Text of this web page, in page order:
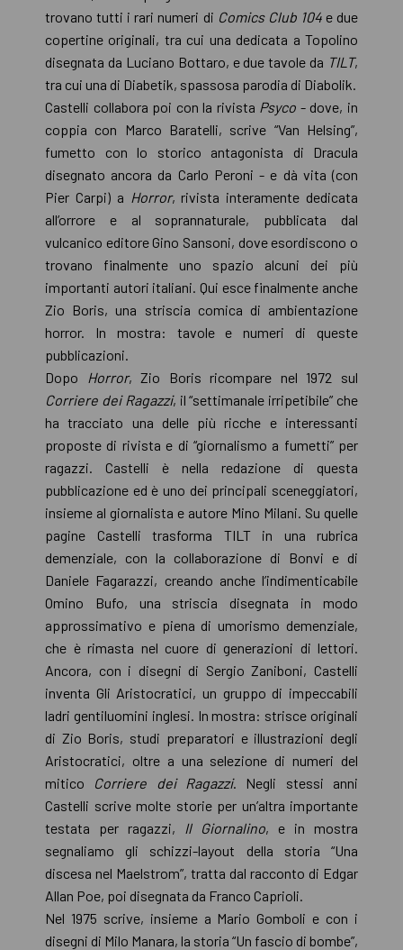
trovano tutti i rari numeri di Comics Club 104e due
copertine originali, tra cui una dedicata a Topolino
disegnata da Luciano Bottaro, e due tavole da TILT,
tra cui una di Diabetik, spassosa parodia di Diabolik.
Castelli collabora poi con la rivista Psyco - dove, in
coppia con Marco Baratelli, scrive “Van Helsing”,
fumetto con lo storico antagonista di Dracula
disegnato ancora da Carlo Peroni - e dà vita (con
Pier Carpi) a Horror, rivista interamente dedicata
all’orrore e al soprannaturale, pubblicata dal
vulcanico editore Gino Sansoni, dove esordiscono o
trovano finalmente uno spazio alcuni dei più
importanti autori italiani. Qui esce finalmente anche
Zio Boris, una striscia comica di ambientazione
horror. In mostra: tavole e numeri di queste
pubblicazioni.
Dopo
Horror, Zio Boris ricompare nel 1972 sul
Corriere dei Ragazzi, il “settimanale irripetibile” che
ha tracciato una delle più ricche e interessanti
proposte di rivista e di “giornalismo a fumetti” per
ragazzi. Castelli è nella redazione di questa
pubblicazione ed è uno dei principali sceneggiatori,
insieme al giornalista e autore Mino Milani. Su quelle
pagine Castelli trasforma TILT in una rubrica
demenziale, con la collaborazione di Bonvi e di
Daniele Fagarazzi, creando anche l’indimenticabile
Omino Bufo, una striscia disegnata in modo
approssimativo e piena di umorismo demenziale,
che è rimasta nel cuore di generazioni di lettori.
Ancora, con i disegni di Sergio Zaniboni, Castelli
inventa Gli Aristocratici, un gruppo di impeccabili
ladri gentiluomini inglesi. In mostra: strisce originali
di Zio Boris, studi preparatori e illustrazioni degli
Aristocratici, oltre a una selezione di numeri del
mitico Corriere dei Ragazzi. Negli stessi anni
Castelli scrive molte storie per un’altra importante
testata per ragazzi,
Il Giornalino, e in mostra
segnaliamo gli schizzi-layout della storia “Una
discesa nel Maelstrom”, tratta dal racconto di Edgar
Allan Poe, poi disegnata da Franco Caprioli.
Nel 1975 scrive, insieme a Mario Gomboli e con i
disegni di Milo Manara, la storia “Un fascio di bombe”,